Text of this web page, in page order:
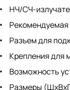
НЧ/СЧ-
Рекомендуемая
Разъем для
Крепления для
Возможность
Размеры